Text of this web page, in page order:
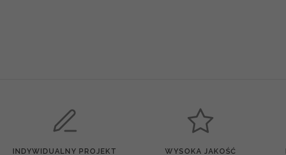
INDYWIDUALNY PROJEKT WYSOKA JAKOŚĆ